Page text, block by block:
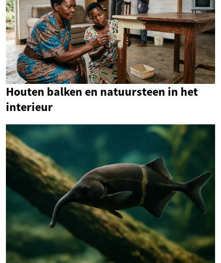
Houten balken en natuursteen in het
interieur